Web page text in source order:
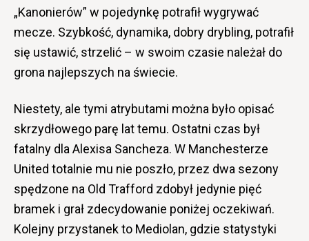
„Kanonierów” w pojedynkę potrafił wygrywać
mecze. Szybkość, dynamika, dobry drybling, potrafił
się ustawić, strzelić – w swoim czasie należał do
grona najlepszych na świecie.
Niestety, ale tymi atrybutami można było opisać
skrzydłowego parę lat temu. Ostatni czas był
fatalny dla Alexisa Sancheza. W Manchesterze
United totalnie mu nie poszło, przez dwa sezony
spędzone na Old Trafford zdobył jedynie pięć
bramek i grał zdecydowanie poniżej oczekiwań.
Kolejny przystanek to Mediolan, gdzie statystyki